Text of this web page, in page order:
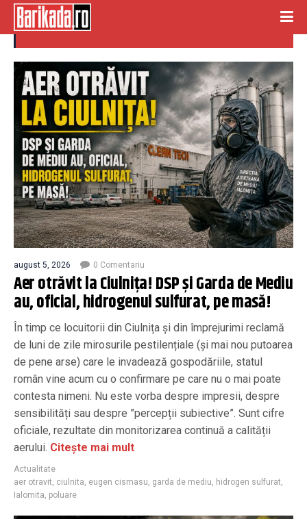
ciulnita
august 5, 2026 0 Comentariu
Aer otrăvit la Ciulnița! DSP și Garda de Mediu
au, oficial, hidrogenul sulfurat, pe masă!
În timp ce locuitorii din Ciulnița și din împrejurimi reclamă
de luni de zile mirosurile pestilențiale (și mai nou putoarea
de pene arse) care le invadează gospodăriile, statul
român vine acum cu o confirmare pe care nu o mai poate
contesta nimeni. Nu este vorba despre impresii, despre
sensibilități sau despre ”percepții subiective”. Sunt cifre
oficiale, rezultate din monitorizarea continuă a calității
aerului. Citește mai mult
Actualitate
aer otravit, ciulnita, eugen cismasu, garda de mediu, hidrogen sulfurat,
Ialomita, poluare